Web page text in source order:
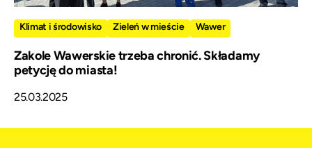
Klimat i środowisko Zieleń w mieście Wawer
Zakole Wawerskie trzeba chronić. Składamy
petycję do miasta!
25.03.2025